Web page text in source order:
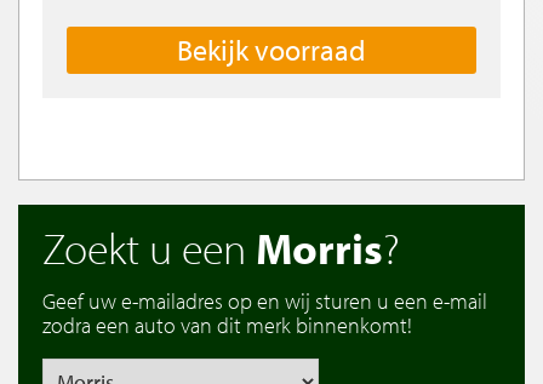
Bekijk voorraad
Zoekt u een Morris?
Geef uw e-mailadres op en wij sturen u een e-mail
zodra een auto van dit merk binnenkomt!